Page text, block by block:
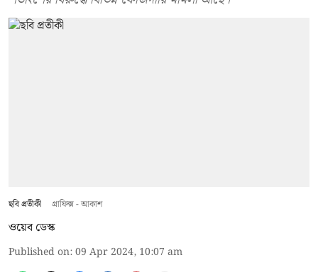
ছবি প্রতীকী গ্রাফিক্স - আকাশ
ওয়েব ডেস্ক
Published on:09 Apr 2024, 10:07 am